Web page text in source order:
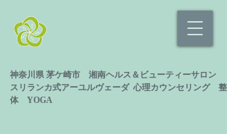
神奈川県 茅ケ崎市 湘南ヘルス＆ビューティーサロン
スリランカ式アーユルヴェーダ 心理カウンセリング 整
体 YOGA